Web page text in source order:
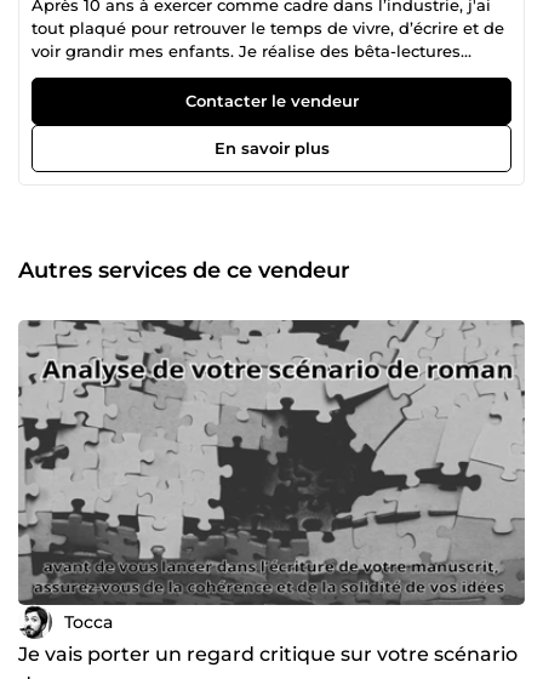
Après 10 ans à exercer comme cadre dans l’industrie, j'ai
tout plaqué pour retrouver le temps de vivre, d’écrire et de
voir grandir mes enfants. Je réalise des bêta-lectures
depuis 8 ans, d'abord de manière bénévole, et maintenant
sur ComeUp. Mon 'expérience' dans le monde des lettres :
1 roman publié chez Buchet/Chastel (parution Mai 2025) 8
romans auto-édités (dont 2 à plus de 5000 ventes en
format numérique) 9 textes courts publiés en revues
Contacter le vendeur
En savoir plus
Autres services de ce vendeur
Tocca
Je vais porter un regard critique sur votre scénario